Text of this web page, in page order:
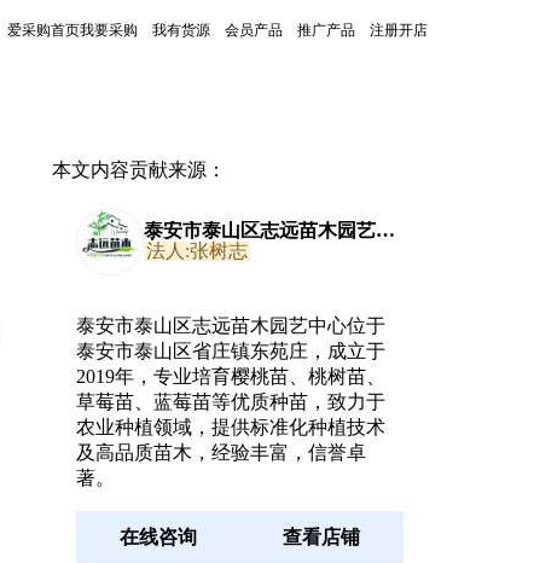
爱采购首页我要采购 我有货源 会员产品 推广产品 注册开店
本文内容贡献来源：
泰安市泰山区志远苗木园艺中
心
法人:张树志
泰安市泰山区志远苗木园艺中心位于
泰安市泰山区省庄镇东苑庄，成立于
2019年，专业培育樱桃苗、桃树苗、
草莓苗、蓝莓苗等优质种苗，致力于
农业种植领域，提供标准化种植技术
及高品质苗木，经验丰富，信誉卓
著。
在线咨询 查看店铺